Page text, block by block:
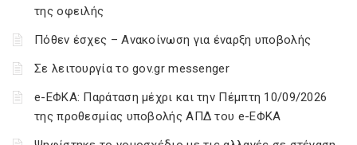
της οφειλής
Πόθεν έσχες – Ανακοίνωση για έναρξη υποβολής
Σε λειτουργία το gov.gr messenger
e-ΕΦΚΑ: Παράταση μέχρι και την Πέμπτη 10/09/2026
της προθεσμίας υποβολής ΑΠΔ του e-ΕΦΚΑ